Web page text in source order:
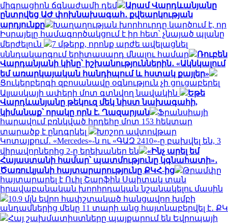
միգրացիոն ճգնաժամի դեմ
Արամ Վարդևանյանը
ընտրվեց ԱԺ փոխնախագահ․ քվեարկության
արդյունքը
Խաղաղության խորհուրդը կարծում է, որ
Իսրայելը համագործակցում է իր հետ՝ չնայած պլանը
մերժելուն
7 մթերք, որոնք արժե ավելացնել
սննդակարգում երիտասարդ մնալու համար
Ռուբեն
Վարդանյանի կինը՝ իշխանություններին․ «Ակնկալում
եմ առարկայական հանդիպում և հստակ քայլեր»
Ցուկերբերգի զբոսանավը օգնություն չի ցուցաբերել
Ալյասկայի ափերի մոտ գտնվող նավակին
Եթե
Վարդևանյանը թեկուզ մեկ նիստ նախագահի,
կիմանաք՝ որակը որն է. Ղազարյան
Ֆրանսիայի
հարավում բռնկված հրդեհը մոտ 153 հեկտար
տարածք է ընդգրկել
Խոշոր ավտովթար
Կոտայքում․ «Mercedes»-ն ու «ԳԱԶ 2410»-ը բախվել են, 3
վիրավորներից 2-ը երեխաներ են
«Ինչ արել եմ
Հայաստանի համար՝ պատմությունը կգնահատի»․
Ծառուկյանի հայտարարությունը ՔԿՀ-ից
Թրամփը
հայտարարել է Ուիլ Շարֆին Սպիտակ տան
իրավաբանական խորհրդական նշանակելու մասին
10.9 մլն եվրո հափշտակած հանցավոր խմբի
անդամներից մեկը 11 տարի անց հայտնաբերվել է․ ՔԿ
Հայ շախմատիստները պայքարում են Եվրոպայի